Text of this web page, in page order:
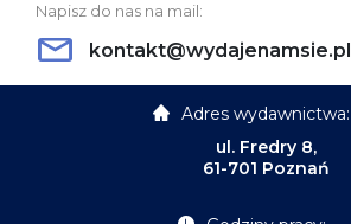
Napisz do nas na mail:
kontakt@wydajenamsie.pl
Adres wydawnictwa:
ul. Fredry 8,
61-701 Poznań